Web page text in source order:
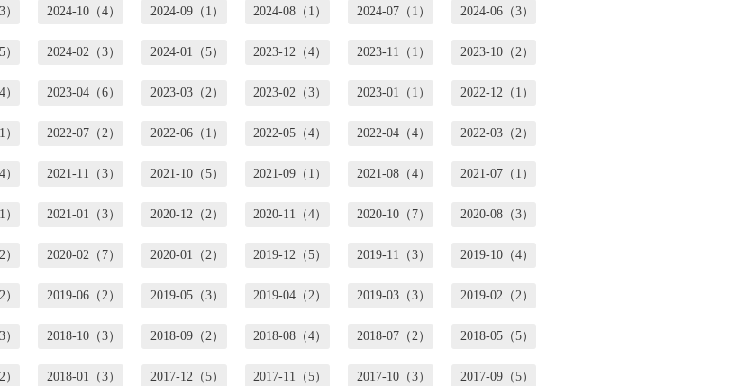
2024-10（4） 2024-09（1） 2024-08（1） 2024-07（1） 2024-06（3）
2024-02（3） 2024-01（5） 2023-12（4） 2023-11（1） 2023-10（2）
2023-04（6） 2023-03（2） 2023-02（3） 2023-01（1） 2022-12（1）
2022-07（2） 2022-06（1） 2022-05（4） 2022-04（4） 2022-03（2）
2021-11（3） 2021-10（5） 2021-09（1） 2021-08（4） 2021-07（1）
2021-01（3） 2020-12（2） 2020-11（4） 2020-10（7） 2020-08（3）
2020-02（7） 2020-01（2） 2019-12（5） 2019-11（3） 2019-10（4）
2019-06（2） 2019-05（3） 2019-04（2） 2019-03（3） 2019-02（2）
2018-10（3） 2018-09（2） 2018-08（4） 2018-07（2） 2018-05（5）
2018-01（3） 2017-12（5） 2017-11（5） 2017-10（3） 2017-09（5）